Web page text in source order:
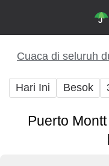
Cuaca di seluruh
Hari Ini Besok
Puerto